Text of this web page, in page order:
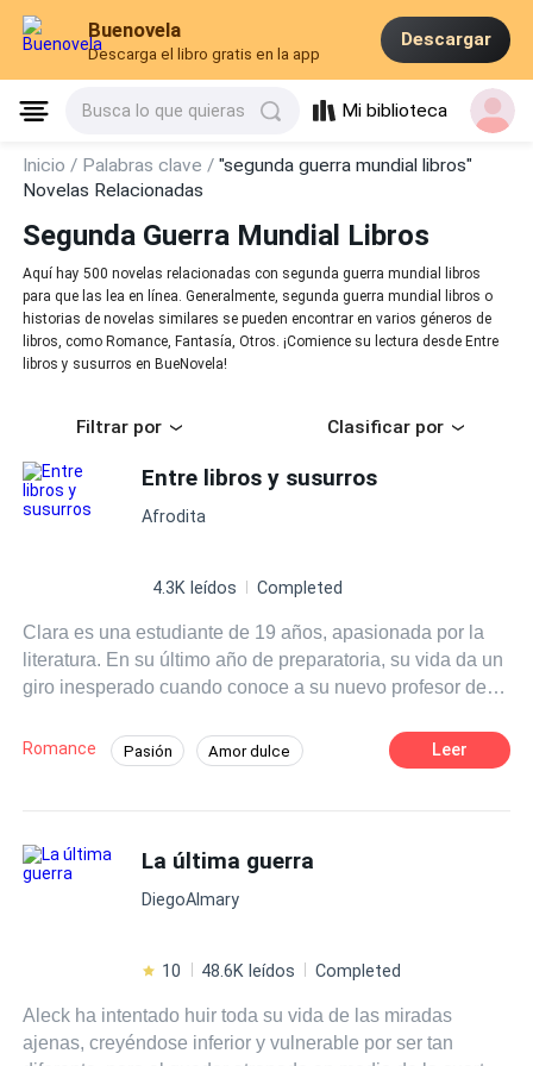
Buenovela
Descarga el libro gratis en la app
Descargar
Busca lo que quieras Mi biblioteca
Inicio / Palabras clave /"segunda guerra mundial libros"
Novelas Relacionadas
Segunda Guerra Mundial Libros
Aquí hay 500 novelas relacionadas con segunda guerra mundial libros
para que las lea en línea. Generalmente, segunda guerra mundial libros o
historias de novelas similares se pueden encontrar en varios géneros de
libros, como Romance, Fantasía, Otros. ¡Comience su lectura desde Entre
libros y susurros en BueNovela!
Filtrar por Clasificar por
Entre libros y susurros
Afrodita
4.3K leídos Completed
Clara es una estudiante de 19 años, apasionada por la
literatura. En su último año de preparatoria, su vida da un
giro inesperado cuando conoce a su nuevo profesor de
talentoso que despierta en ella una admiración profunda.
A medida que las clases avanzan Clara se siente cada
Romance Pasión Amor dulce
Primer Amor
Leer
La última guerra
DiegoAlmary
10 48.6K leídos Completed
Aleck ha intentado huir toda su vida de las miradas
ajenas, creyéndose inferior y vulnerable por ser tan